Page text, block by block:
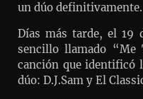
un dúo definitivamente.
Días más tarde, el 19
sencillo llamado “Me
canción que identificó
dúo: D.J.Sam y El